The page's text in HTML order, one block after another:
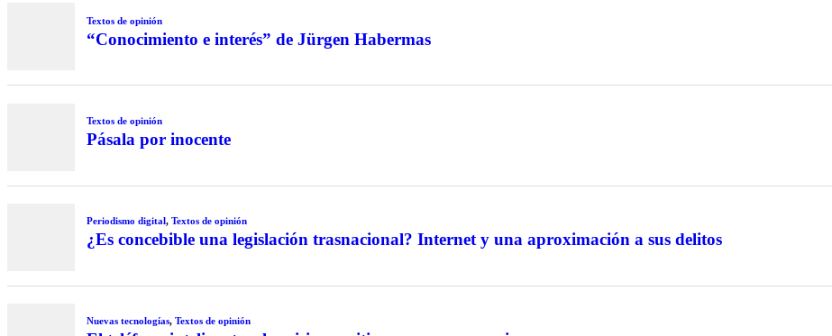
Textos de opinión
“Conocimiento e interés” de Jürgen Habermas
Textos de opinión
Pásala por inocente
Periodismo digital, Textos de opinión
¿Es concebible una legislación trasnacional? Internet y una aproximación a sus delitos
Nuevas tecnologías, Textos de opinión